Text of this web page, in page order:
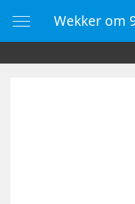
Wekker om